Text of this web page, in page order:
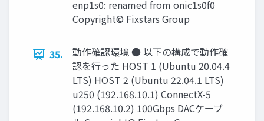
enp1s0: renamed from onic1s0f0
Copyright© Fixstars Group
35.
動作確認環境 ● 以下の構成で動作確
認を行った HOST 1 (Ubuntu 20.04.4
LTS) HOST 2 (Ubuntu 22.04.1 LTS)
u250 (192.168.10.1) ConnectX-5
(192.168.10.2) 100Gbps DACケーブ